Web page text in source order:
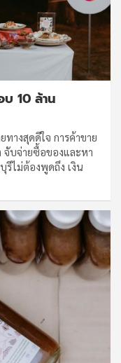
10 ล้าน
างสุดดีใจ การค้าขาย
จับจ่ายซื้อของและหา
รีไม่ต้องพูดถึง เงิน